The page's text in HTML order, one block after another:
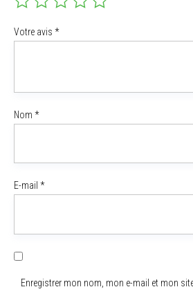
Votre avis *
Nom *
E-mail *
Enregistrer mon nom, mon e-mail et mon